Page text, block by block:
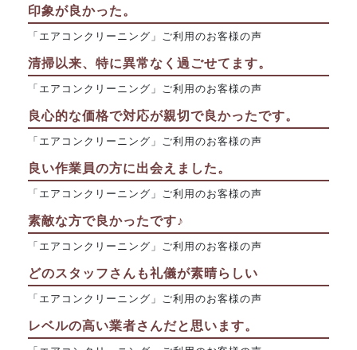
印象が良かった。
「エアコンクリーニング」ご利用のお客様の声
清掃以来、特に異常なく過ごせてます。
「エアコンクリーニング」ご利用のお客様の声
良心的な価格で対応が親切で良かったです。
「エアコンクリーニング」ご利用のお客様の声
良い作業員の方に出会えました。
「エアコンクリーニング」ご利用のお客様の声
素敵な方で良かったです♪
「エアコンクリーニング」ご利用のお客様の声
どのスタッフさんも礼儀が素晴らしい
「エアコンクリーニング」ご利用のお客様の声
レベルの高い業者さんだと思います。